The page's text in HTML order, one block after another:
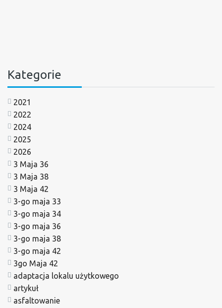
Kategorie
2021
2022
2024
2025
2026
3 Maja 36
3 Maja 38
3 Maja 42
3-go maja 33
3-go maja 34
3-go maja 36
3-go maja 38
3-go maja 42
3go Maja 42
adaptacja lokalu użytkowego
artykuł
asfaltowanie